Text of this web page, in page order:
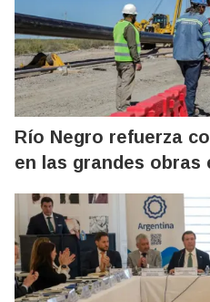
Río Negro refuerza
en las grandes obras